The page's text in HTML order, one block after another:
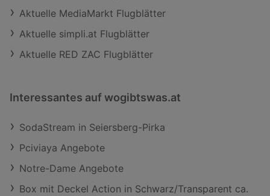
Aktuelle MediaMarkt Flugblätter
Aktuelle simpli.at Flugblätter
Aktuelle RED ZAC Flugblätter
Interessantes auf wogibtswas.at
SodaStream in Seiersberg-Pirka
Pciviaya Angebote
Notre-Dame Angebote
Box mit Deckel Action in Schwarz/Transparent ca.